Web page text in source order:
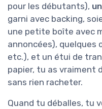
pour les débutants),
garni avec backing,
une petite boîte avec
annoncées), quelques
etc.), et un étui de
papier, tu as vraiment
sans rien racheter.
Quand tu déballes, tu